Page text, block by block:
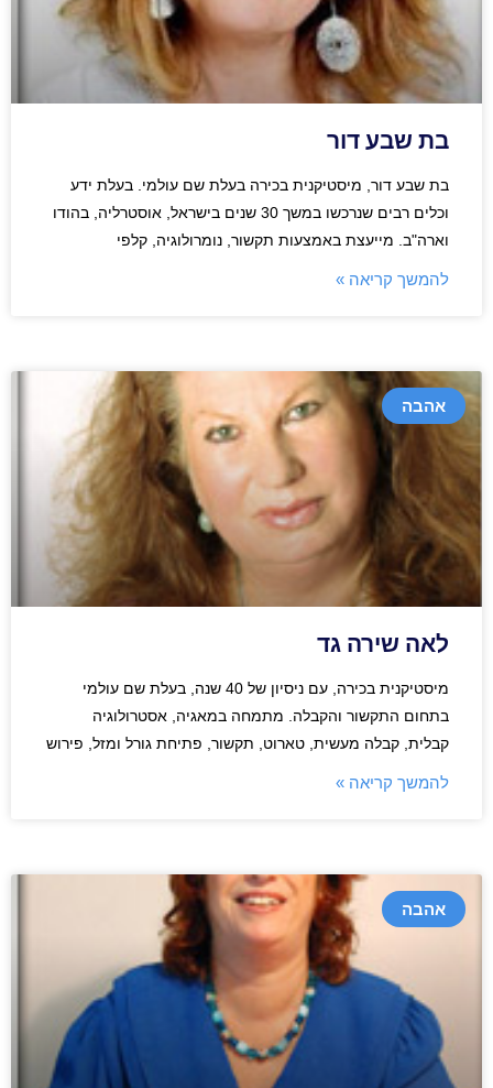
בת שבע דור
בת שבע דור, מיסטיקנית בכירה בעלת שם עולמי. בעלת ידע
וכלים רבים שנרכשו במשך 30 שנים בישראל, אוסטרליה, בהודו
וארה"ב. מייעצת באמצעות תקשור, נומרולוגיה, קלפי
להמשך קריאה »
אהבה
לאה שירה גד
מיסטיקנית בכירה, עם ניסיון של 40 שנה, בעלת שם עולמי
בתחום התקשור והקבלה. מתמחה במאגיה, אסטרולוגיה
קבלית, קבלה מעשית, טארוט, תקשור, פתיחת גורל ומזל, פירוש
להמשך קריאה »
אהבה